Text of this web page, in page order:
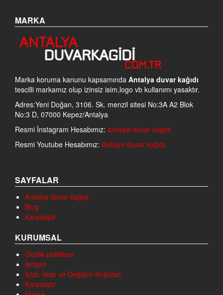
MARKA
Marka koruma kanunu kapsamında Antalya duvar kağıdı
tescilli markamız olup izinsiz isim,logo vb kullanımı yasaktır.
Adres:Yeni Doğan, 3106. Sk. menzil sitesi No:3A A2 Blok
No:3 D, 07000 Kepez/Antalya
Resmi İnstagram Hesabımız: antalya duvar kağıdı
Resmi Youtube Hesabımız: Antalya duvar kağıdı
SAYFALAR
Antalya duvar kağıdı
Blog
Karşılaştır
KURUMSAL
Gizlilik politikası
İletişim
İptal, İade ve Değişim Koşulları
Karşılaştır